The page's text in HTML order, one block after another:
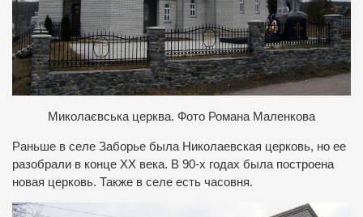
Миколаєвська церква. Фото Романа Маленкова
Раньше в селе Заборье была Николаевская церковь, но ее
разобрали в конце ХХ века. В 90-х годах была построена
новая церковь. Также в селе есть часовня.